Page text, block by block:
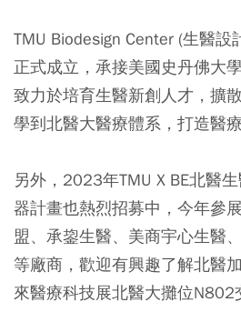
TMU Biodesign Center (生醫
正式成立，承接美國史丹佛大
致力於培育生醫新創人才，擴
學到北醫大醫療體系，打造醫
另外，2023年TMU X BE北醫
器計畫也熱烈招募中，今年參
盟、承鋆生醫、美商宇心生醫
等廠商，歡迎有興趣了解北醫
來醫療科技展北醫大攤位N802